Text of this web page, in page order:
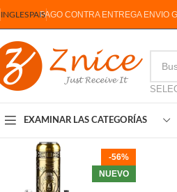
INGLESPAISPAGO CONTRA ENTREGA ENVIO
EXAMINAR LAS CATEGORÍAS
-56%
NUEVO